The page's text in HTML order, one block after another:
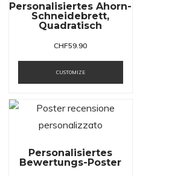
Personalisiertes Ahorn-
Schneidebrett,
Quadratisch
CHF59.90
CUSTOMIZE
Personalisiertes
Bewertungs-Poster